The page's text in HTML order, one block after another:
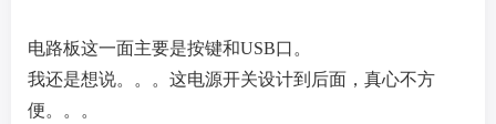
电路板这一面主要是按键和USB口。
我还是想说。。。这电源开关设计到后面，真心不方
便。。。